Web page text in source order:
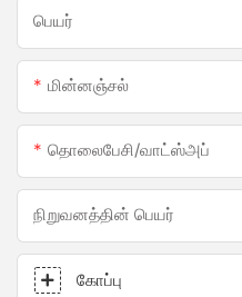
பெயர்
மின்னஞ்சல்
தொலைபேசி/வாட்ஸ்அப்
நிறுவனத்தின் பெயர்
கோப்பு